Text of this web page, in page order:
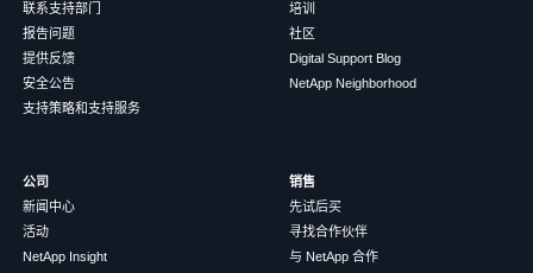
联系支持部门
报告问题
提供反馈
安全公告
支持策略和支持服务
培训
社区
Digital Support Blog
NetApp Neighborhood
公司
新闻中心
活动
NetApp Insight
销售
先试后买
寻找合作伙伴
与 NetApp 合作